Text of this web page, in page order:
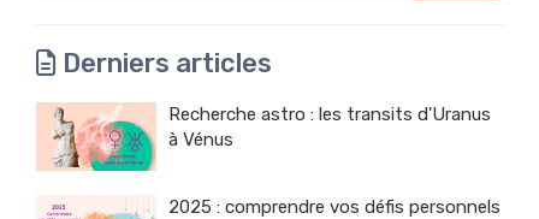
Derniers articles
Recherche astro : les transits d'Uranus
à Vénus
2025 : comprendre vos défis personnels